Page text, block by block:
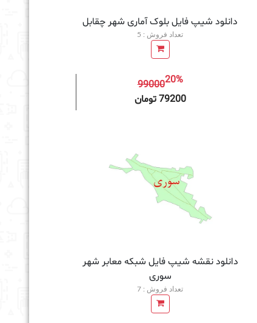
دانلود شیپ فایل بلوک آماری شهر چقابل
تعداد فروش : 5
9900020%
79200 تومان
دانلود نقشه شیپ فایل شبکه معابر شهر
سوری
تعداد فروش : 7